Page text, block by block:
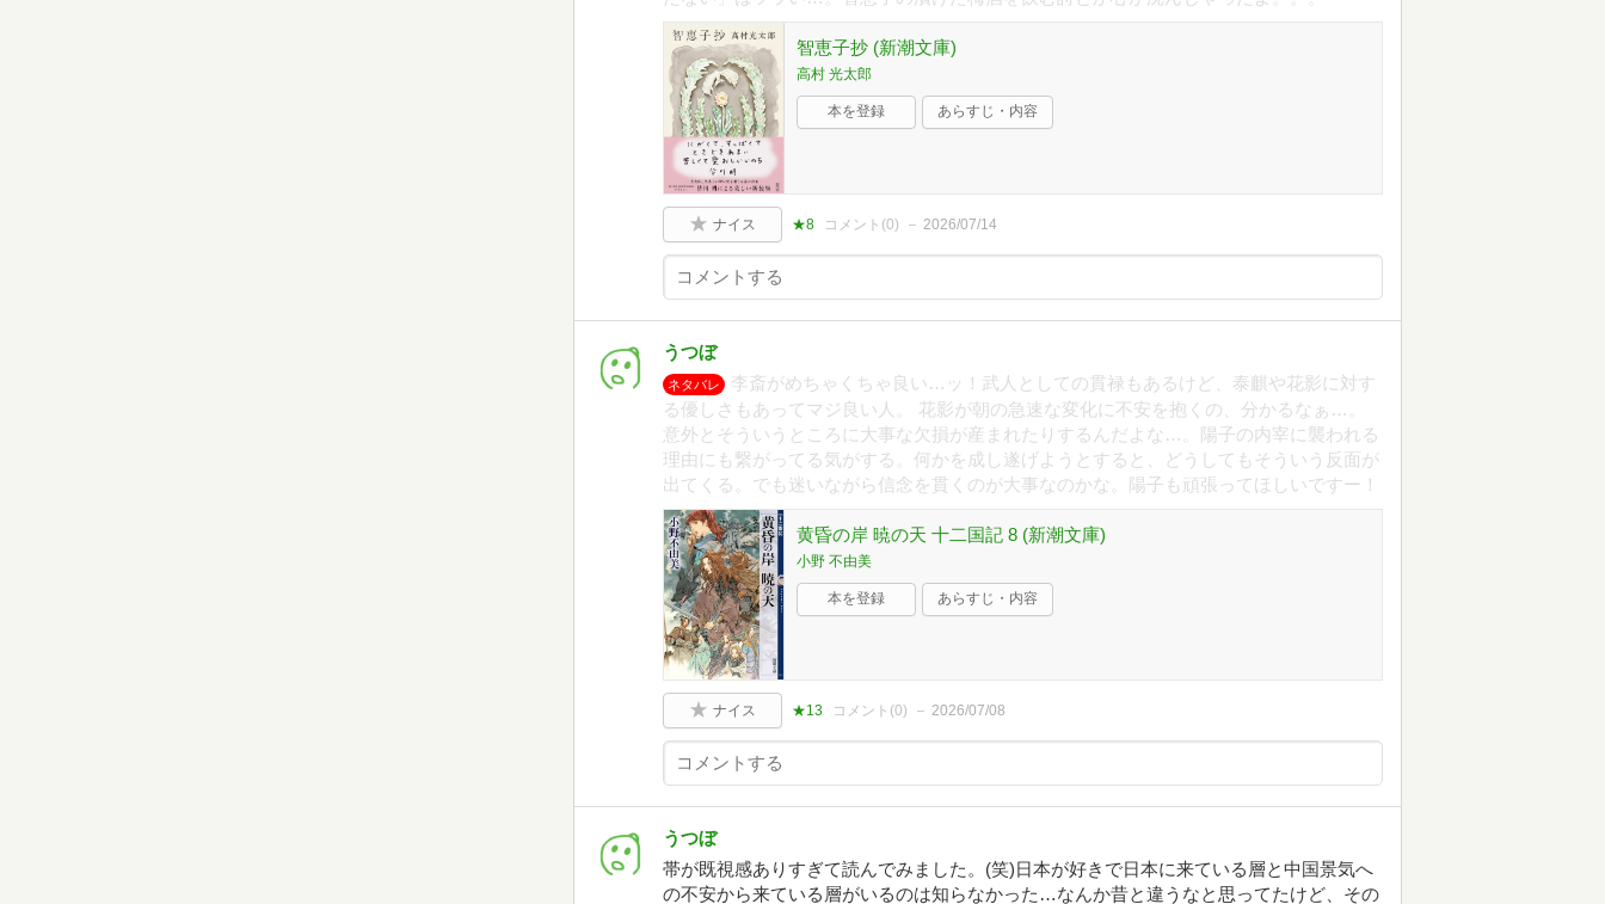
智恵子抄 (新潮文庫)
高村 光太郎
本を登録 あらすじ・内容
ナイス ★8 コメント(0) 2026/07/14
うつぼ
ネタバレ
李斎がめちゃくちゃ良い…ッ！武人としての貫禄もあるけど、泰麒や花影に対す
る優しさもあってマジ良い人。 花影が朝の急速な変化に不安を抱くの、分かるなぁ…。
意外とそういうところに大事な欠損が産まれたりするんだよな…。陽子の内宰に襲われる
理由にも繋がってる気がする。何かを成し遂げようとすると、どうしてもそういう反面が
出てくる。でも迷いながら信念を貫くのが大事なのかな。陽子も頑張ってほしいですー！
黄昏の岸 暁の天 十二国記 8 (新潮文庫)
小野 不由美
本を登録 あらすじ・内容
ナイス ★13 コメント(0) 2026/07/08
うつぼ
帯が既視感ありすぎて読んでみました。(笑)日本が好きで日本に来ている層と中国景気へ
の不安から来ている層がいるのは知らなかった…なんか昔と違うなと思ってたけど、その